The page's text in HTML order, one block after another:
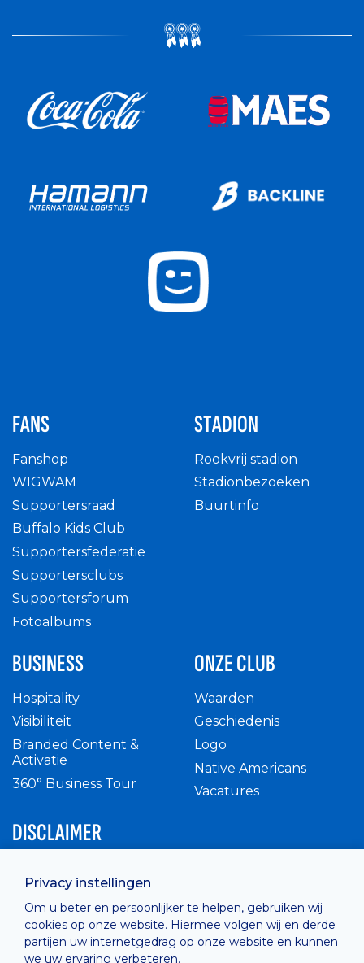
Privacy instellingen
Om u beter en persoonlijker te helpen, gebruiken wij
cookies op onze website. Hiermee volgen wij en derde
partijen uw internetgedrag op onze website en kunnen
we uw ervaring verbeteren.
FANS
Fanshop
WIGWAM
Supportersraad
Buffalo Kids Club
Supportersfederatie
Supportersclubs
Supportersforum
Fotoalbums
STADION
Rookvrij stadion
Stadionbezoeken
Buurtinfo
BUSINESS
Hospitality
Visibiliteit
Branded Content &
Activatie
360° Business Tour
ONZE CLUB
Waarden
Geschiedenis
Logo
Native Americans
Vacatures
DISCLAIMER
Privacy Policy
Cashless
verkoopsvoorwaarden
Cookie Policy